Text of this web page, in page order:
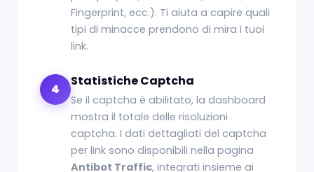
Fingerprint, ecc.). Ti aiuta a capire quali
tipi di minacce prendono di mira i tuoi
link.
4
Statistiche Captcha
Se il captcha è abilitato, la dashboard
mostra il totale delle risoluzioni
captcha. I dati dettagliati del captcha
per link sono disponibili nella pagina
Antibot Traffic, integrati insieme ai